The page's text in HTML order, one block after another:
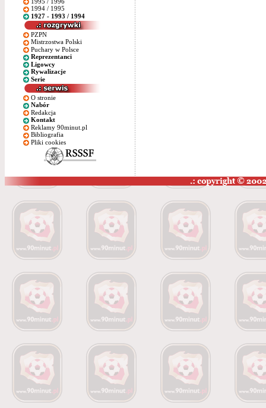
1994 / 1995
1927 - 1993 / 1994
PZPN
Mistrzostwa Polski
Puchary w Polsce
Reprezentanci
Ligowcy
Rywalizacje
Serie
O stronie
Nabór
Redakcja
Kontakt
Reklamy 90minut.pl
Bibliografia
Pliki cookies